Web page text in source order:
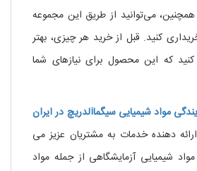
می‌توانید از طریق این مجموعه
کنید. قبل از خرید هر چیزی، بهتر
که این محصول برای نیازهای شما
موادشیمیایی سیگماآلدریچ درایران
دهنده خدمات به مشتریان عزیز می
شیمیایی آزمایشگاهی از جمله مواد